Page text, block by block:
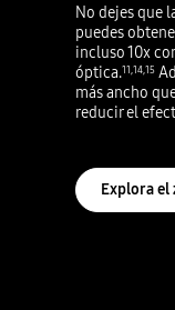
No dejes que
puedes
incluso 10x
óptica.11 14 15
más ancho
reducir el
Explora el